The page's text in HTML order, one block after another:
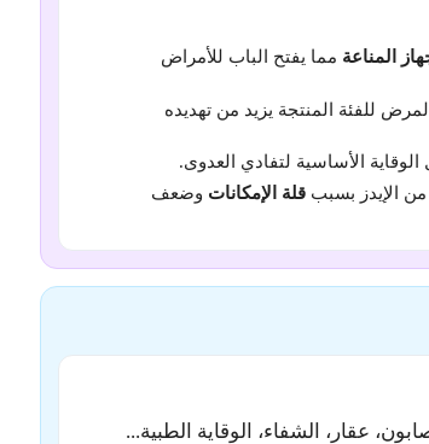
المناعة مما يفتح الباب للأمراض
للفئة المنتجة يزيد من تهديده
الأساسية لتفادي العدوى.
الإيدز بسبب قلة الإمكانات وضعف
عقار، الشفاء، الوقاية الطبية...